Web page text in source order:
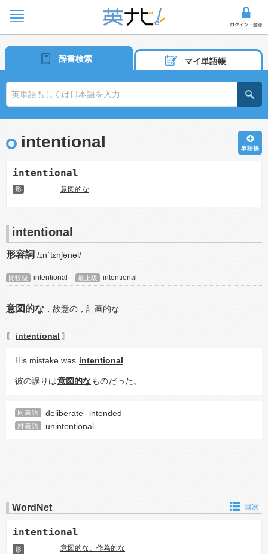
辞書検索 マイ単語帳
intentional
intentional
形 意図的な
intentional
形容詞 /ɪnˈtɛnʃənəl/
比較級 intentional 最上級 intentional
意図的な ， 故意の， 計画的な
〖 intentional 〗
His mistake was intentional
彼の誤りは意図的なものだった。
同義語 deliberate intended
対義語 unintentional
WordNet 目次
intentional
形 意図的な、作為的な